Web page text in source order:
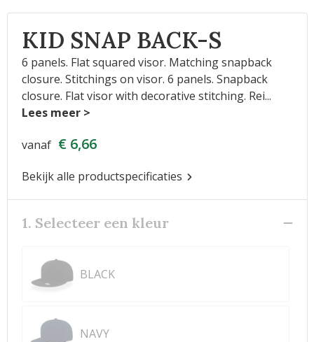
KID SNAP BACK-S
6 panels. Flat squared visor. Matching snapback
closure. Stitchings on visor. 6 panels. Snapback
closure. Flat visor with decorative stitching. Rei...
vanaf € 6,66
Bekijk alle productspecificaties
1. Selecteer een kleur
BLACK
NAVY